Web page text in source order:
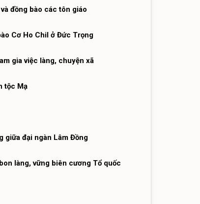
đồng bào các tôn giáo
Cơ Ho Chil ở Đức Trọng
gia việc làng, chuyện xã
tộc Mạ
giữa đại ngàn Lâm Đồng
làng, vững biên cương Tổ quốc